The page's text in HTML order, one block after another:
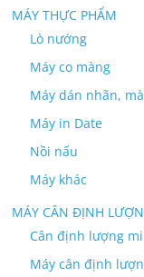
MÁY THỰC PHẨM
Lò nướng
Máy co màng
Máy dán nhãn,
Máy in Date
Nồi nấu
Máy khác
MÁY CÂN ĐỊNH
Cân định lượng
Máy cân định